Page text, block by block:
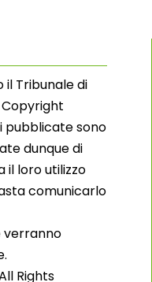
Tribunale di
Copyright
pubblicate sono
dunque di
il loro utilizzo
comunicarlo
verranno
Rights